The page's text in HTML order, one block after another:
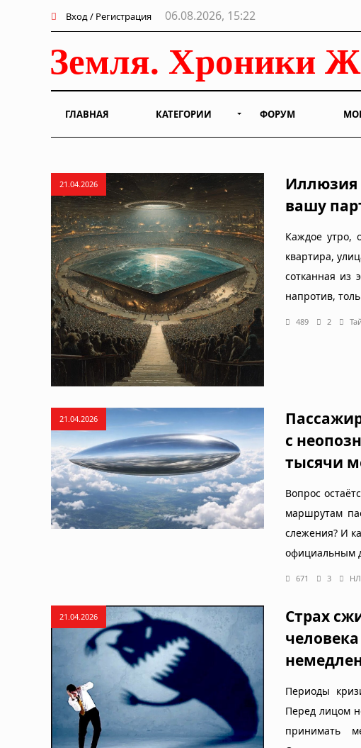
Вход / Регистрация 06.08.2026, 15:22
ГЛАВНАЯ КАТЕГОРИИ ФОРУМ
21.04.2026
Иллюзия
вашу
Каждое утро,
квартира,
сотканная из
напротив,
489 2
21.04.2026
с
тысячи
Вопрос
маршрутам
слежения? И
официальным
671 3
21.04.2026
Страх
Периоды
Перед лицом
принимать